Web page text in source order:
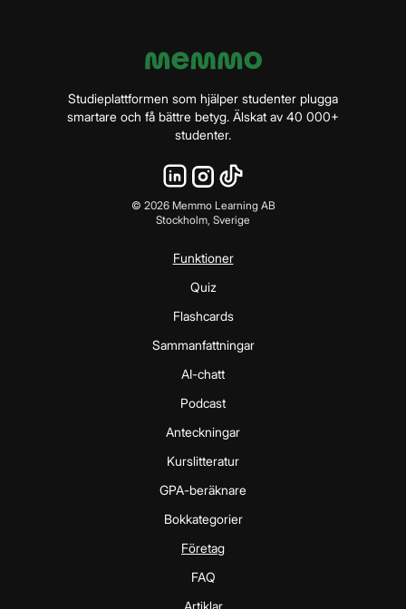
Studieplattformen som hjälper studenter plugga
smartare och få bättre betyg. Älskat av 40 000+
studenter.
© 2026Memmo Learning AB
Stockholm, Sverige
Funktioner
Quiz
Flashcards
Sammanfattningar
AI-chatt
Podcast
Anteckningar
Kurslitteratur
GPA-beräknare
Bokkategorier
Företag
FAQ